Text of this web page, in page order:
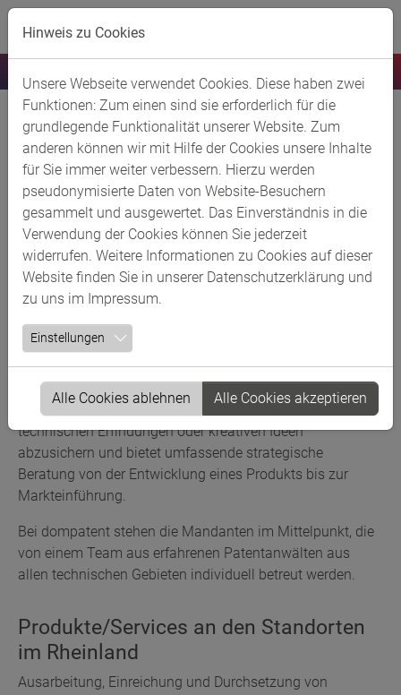
Skip to main content
Dompatent- -Partnerschaft von
Patentanwälten und Rechtsanwälten
mbB
Kurzbeschreibung
Dompatent ist eine Patentanwaltskanzlei mit Sitz im
Herzen von Köln, die seit mehr als 75 Jahren Mandanten
aus dem In- und Ausland auf dem Gebiet des
gewerblichen Rechtsschutzes berät und sie dabei
unterstützt, ihre Ideen und Erfindungen vor dem Zugriff
Dompatent hilft Erfindern und Unternehmen dabei ihre
technischen Erfindungen oder kreativen Ideen
abzusichern und bietet umfassende strategische
Beratung von der Entwicklung eines Produkts bis zur
Markteinführung.
Bei dompatent stehen die Mandanten im Mittelpunkt, die
von einem Team aus erfahrenen Patentanwälten aus
allen technischen Gebieten individuell betreut werden.
Produkte/Services an den Standorten
im Rheinland
Ausarbeitung, Einreichung und Durchsetzung von
Hinweis zu Cookies
Unsere Webseite verwendet Cookies. Diese haben zwei
Funktionen: Zum einen sind sie erforderlich für die
grundlegende Funktionalität unserer Website. Zum
anderen können wir mit Hilfe der Cookies unsere Inhalte
für Sie immer weiter verbessern. Hierzu werden
pseudonymisierte Daten von Website-Besuchern
gesammelt und ausgewertet. Das Einverständnis in die
Verwendung der Cookies können Sie jederzeit
widerrufen. Weitere Informationen zu Cookies auf dieser
Website finden Sie in unserer Datenschutzerklärung und
zu uns im Impressum.
Einstellungen
Alle Cookies ablehnen Alle Cookies akzeptieren